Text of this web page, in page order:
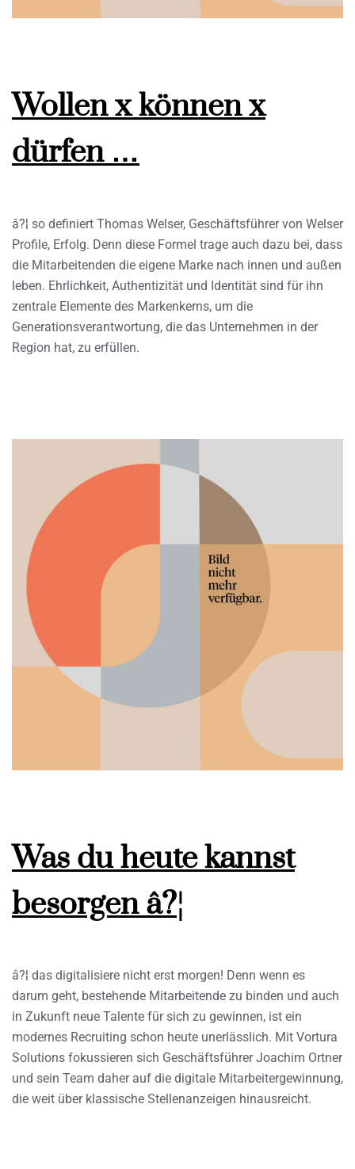
Wollen x können x
dürfen …
â?¦ so definiert Thomas Welser, Geschäftsführer von Welser
Profile, Erfolg. Denn diese Formel trage auch dazu bei, dass
die Mitarbeitenden die eigene Marke nach innen und außen
leben. Ehrlichkeit, Authentizität und Identität sind für ihn
zentrale Elemente des Markenkerns, um die
Generationsverantwortung, die das Unternehmen in der
Region hat, zu erfüllen.
Was du heute kannst
besorgen â?¦
â?¦ das digitalisiere nicht erst morgen! Denn wenn es
darum geht, bestehende Mitarbeitende zu binden und auch
in Zukunft neue Talente für sich zu gewinnen, ist ein
modernes Recruiting schon heute unerlässlich. Mit Vortura
Solutions fokussieren sich Geschäftsführer Joachim Ortner
und sein Team daher auf die digitale Mitarbeitergewinnung,
die weit über klassische Stellenanzeigen hinausreicht.